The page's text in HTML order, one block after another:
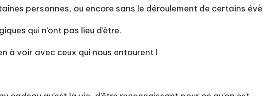
personnes, ou encore sans le déroulement de certains
qui n’ont pas lieu d’être.
à voir avec ceux qui nous entourent !